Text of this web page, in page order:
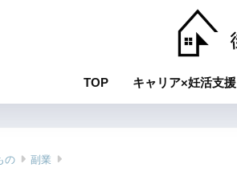
TOP キャリア×妊活支援
の 副業